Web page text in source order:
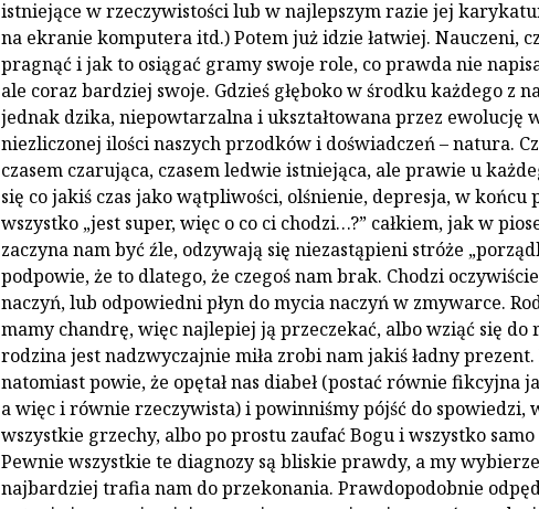
istniejące w rzeczywistości lub w najlepszym razie jej
na ekranie komputera itd.) Potem już idzie łatwiej. Nauczeni,
pragnąć i jak to osiągać gramy swoje role, co prawda nie
ale coraz bardziej swoje. Gdzieś głęboko w środku każdego z
jednak dzika, niepowtarzalna i ukształtowana przez ewolucję
niezliczonej ilości naszych przodków i doświadczeń – natura.
czasem czarująca, czasem ledwie istniejąca, ale prawie u
się co jakiś czas jako wątpliwości, olśnienie, depresja, w końcu
wszystko „jest super, więc o co ci chodzi…?” całkiem, jak w
zaczyna nam być źle, odzywają się niezastąpieni stróże
podpowie, że to dlatego, że czegoś nam brak. Chodzi
naczyń, lub odpowiedni płyn do mycia naczyń w zmywarce.
mamy chandrę, więc najlepiej ją przeczekać, albo wziąć się do
rodzina jest nadzwyczajnie miła zrobi nam jakiś ładny prezent.
natomiast powie, że opętał nas diabeł (postać równie fikcyjna
a więc i równie rzeczywista) i powinniśmy pójść do spowiedzi,
wszystkie grzechy, albo po prostu zaufać Bogu i wszystko
Pewnie wszystkie te diagnozy są bliskie prawdy, a my
najbardziej trafia nam do przekonania. Prawdopodobnie